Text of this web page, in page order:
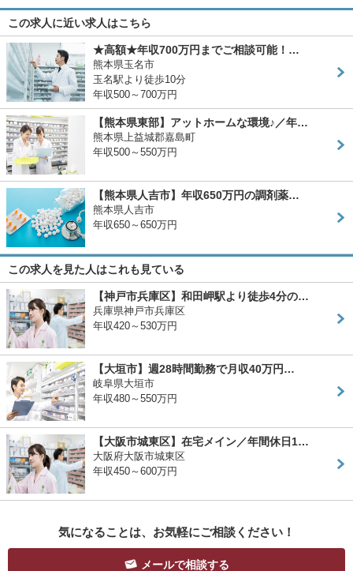
この求人に近い求人はこちら
★高額★年収700万円までご相談可能！…
熊本県玉名市
玉名駅より徒歩10分
年収500～700万円
【熊本県東部】アットホームな環境♪／年…
熊本県上益城郡嘉島町
年収500～550万円
【熊本県人吉市】年収650万円の調剤薬…
熊本県人吉市
年収650～650万円
この求人を見た人はこれも見ている
【神戸市兵庫区】和田岬駅より徒歩4分の…
兵庫県神戸市兵庫区
年収420～530万円
【大垣市】週28時間勤務で月収40万円…
岐阜県大垣市
年収480～550万円
【大阪市城東区】在宅メイン／年間休日1…
大阪府大阪市城東区
年収450～600万円
気になることは、お気軽にご相談ください！
メールで相談する